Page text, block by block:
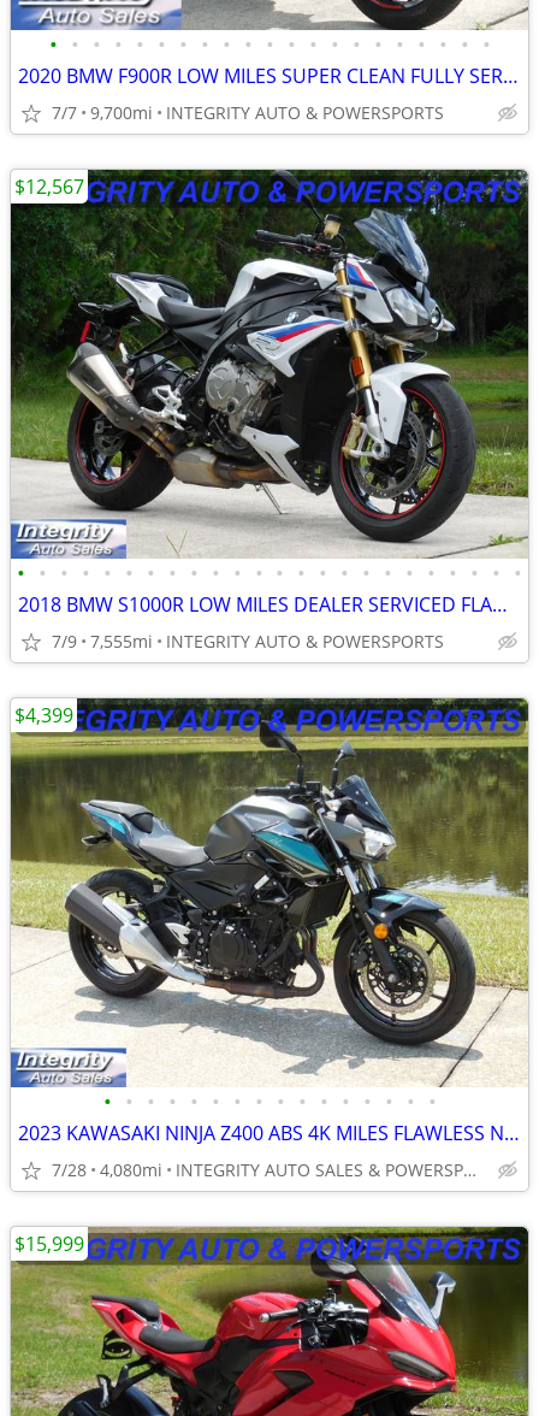
• • • • • • • • • • • • • • • • • • • • •
2020 BMW F900R LOW MILES SUPER CLEAN FULLY SERVICED NO BS FEES!!!!!!!
7/7 9,700mi INTEGRITY AUTO & POWERSPORTS
• • • • • • • • • • • • • • • • • • • • • • • •
2018 BMW S1000R LOW MILES DEALER SERVICED FLAWLESS NO BS DEALER FEES!!
7/9 7,555mi INTEGRITY AUTO & POWERSPORTS
$12,567
• • • • • • • • • • • • • • • •
2023 KAWASAKI NINJA Z400 ABS 4K MILES FLAWLESS NO DEALER FEES OR BS!!!
7/28 4,080mi INTEGRITY AUTO SALES & POWERSPORTS
$4,399
$15,999